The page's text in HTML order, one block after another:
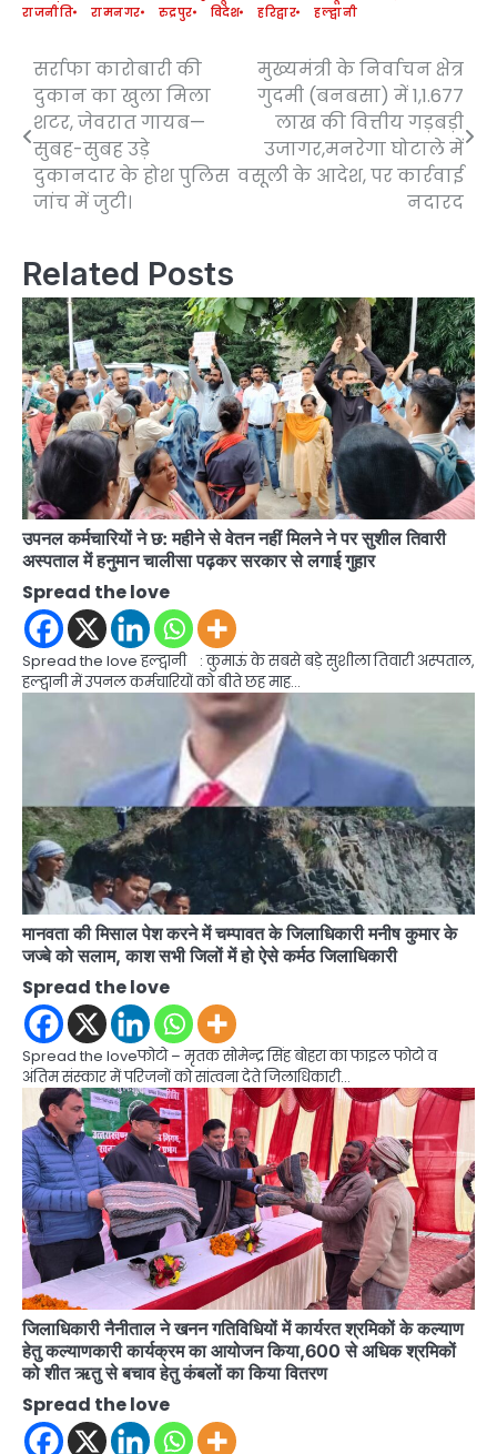
राजनीति
रामनगर रुद्रपुर विदेश हरिद्वार हल्द्वानी
Post
navigation
सर्राफा कारोबारी की
दुकान का खुला मिला
शटर, जेवरात गायब—
सुबह-सुबह उड़े
दुकानदार के होश पुलिस
जांच में जुटी।
मुख्यमंत्री के निर्वाचन क्षेत्र
गुदमी (बनबसा) में 1,1.677
लाख की वित्तीय गड़बड़ी
उजागर,मनरेगा घोटाले में
वसूली के आदेश, पर कार्रवाई
नदारद
Related Posts
उपनल कर्मचारियों ने छ: महीने से वेतन नहीं मिलने ने पर सुशील तिवारी
अस्पताल में हनुमान चालीसा पढ़कर सरकार से लगाई गुहार
Spread the love
Spread the love हल्द्वानी : कुमाऊं के सबसे बड़े सुशीला तिवारी अस्पताल,
हल्द्वानी में उपनल कर्मचारियों को बीते छह माह…
मानवता की मिसाल पेश करने में चम्पावत के जिलाधिकारी मनीष कुमार के
जज्बे को सलाम, काश सभी जिलों में हो ऐसे कर्मठ जिलाधिकारी
Spread the love
Spread the loveफोटो – मृतक सोमेन्द्र सिंह बोहरा का फाइल फोटो व
अंतिम संस्कार में परिजनों को सांत्वना देते जिलाधिकारी…
जिलाधिकारी नैनीताल ने खनन गतिविधियों में कार्यरत श्रमिकों के कल्याण
हेतु कल्याणकारी कार्यक्रम का आयोजन किया,600 से अधिक श्रमिकों
को शीत ऋतु से बचाव हेतु कंबलों का किया वितरण
Spread the love